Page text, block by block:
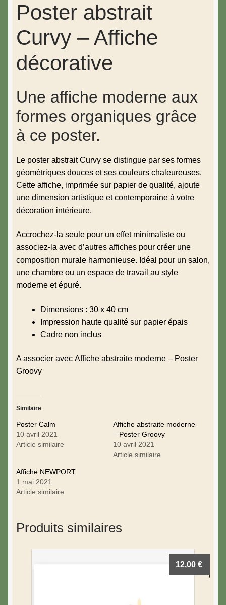
Poster abstrait
Curvy – Affiche
décorative
Une affiche moderne aux
formes organiques grâce
à ce poster.
Le poster abstrait Curvy se distingue par ses formes
géométriques douces et ses couleurs chaleureuses.
Cette affiche, imprimée sur papier de qualité, ajoute
une dimension artistique et contemporaine à votre
décoration intérieure.
Accrochez-la seule pour un effet minimaliste ou
associez-la avec d’autres affiches pour créer une
composition murale harmonieuse. Idéal pour un salon,
une chambre ou un espace de travail au style
moderne et épuré.
Dimensions : 30 x 40 cm
Impression haute qualité sur papier épais
Cadre non inclus
A associer avec Affiche abstraite moderne – Poster
Groovy
Similaire
Poster Calm
10 avril 2021
Article similaire
Affiche abstraite moderne
– Poster Groovy
10 avril 2021
Article similaire
Affiche NEWPORT
1 mai 2021
Article similaire
Produits similaires
12,00€